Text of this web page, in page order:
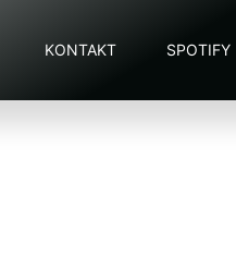
KONTAKT SPOTIFY